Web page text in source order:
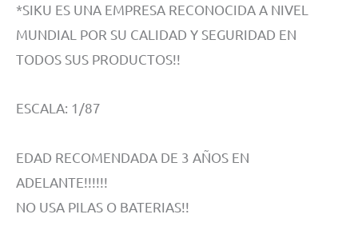
*SIKU ES UNA EMPRESA RECONOCIDA A NIVEL
MUNDIAL POR SU CALIDAD Y SEGURIDAD EN
TODOS SUS PRODUCTOS!!
ESCALA: 1/87
EDAD RECOMENDADA DE 3 AÑOS EN
ADELANTE!!!!!!
NO USA PILAS O BATERIAS!!